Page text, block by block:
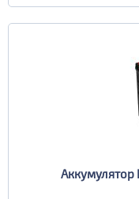
Аккумулятор